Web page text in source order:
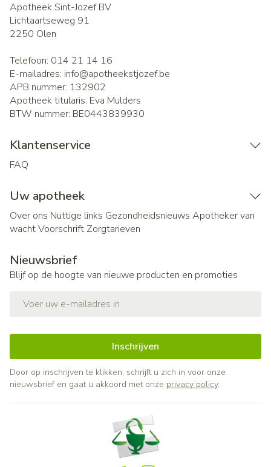
Apotheek Sint-Jozef BV
Lichtaartseweg 91
2250 Olen
Telefoon: 014 21 14 16
E-mailadres: info@apotheekstjozef.be
APB nummer: 132902
Apotheek titularis: Eva Mulders
BTW nummer: BE0443839930
Klantenservice
FAQ
Uw apotheek
Over ons Nuttige links Gezondheidsnieuws Apotheker van
wachtVoorschrift Zorgtarieven
Nieuwsbrief
Blijf op de hoogte van nieuwe producten en promoties
Inschrijven
Door op inschrijven te klikken, schrijft u zich in voor onze
nieuwsbrief en gaat u akkoord met onze privacy policy.